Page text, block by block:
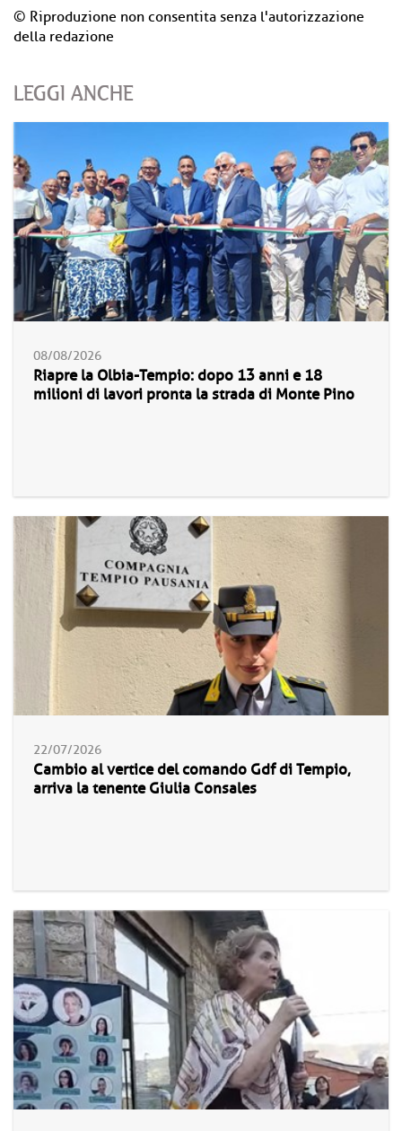
© Riproduzione non consentita senza l'autorizzazione
della redazione
LEGGI ANCHE
08/08/2026
Riapre la Olbia-Tempio: dopo 13 anni e 18
milioni di lavori pronta la strada di Monte Pino
22/07/2026
Cambio al vertice del comando Gdf di Tempio,
arriva la tenente Giulia Consales